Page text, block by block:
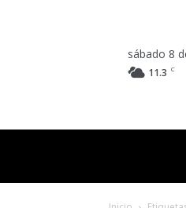
sábado 8
11.3 C